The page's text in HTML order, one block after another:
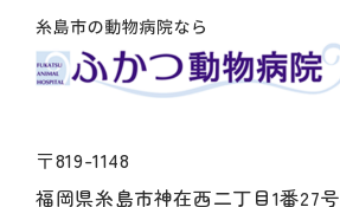
〒819-1148
福岡県糸島市神在西二丁目1番27号